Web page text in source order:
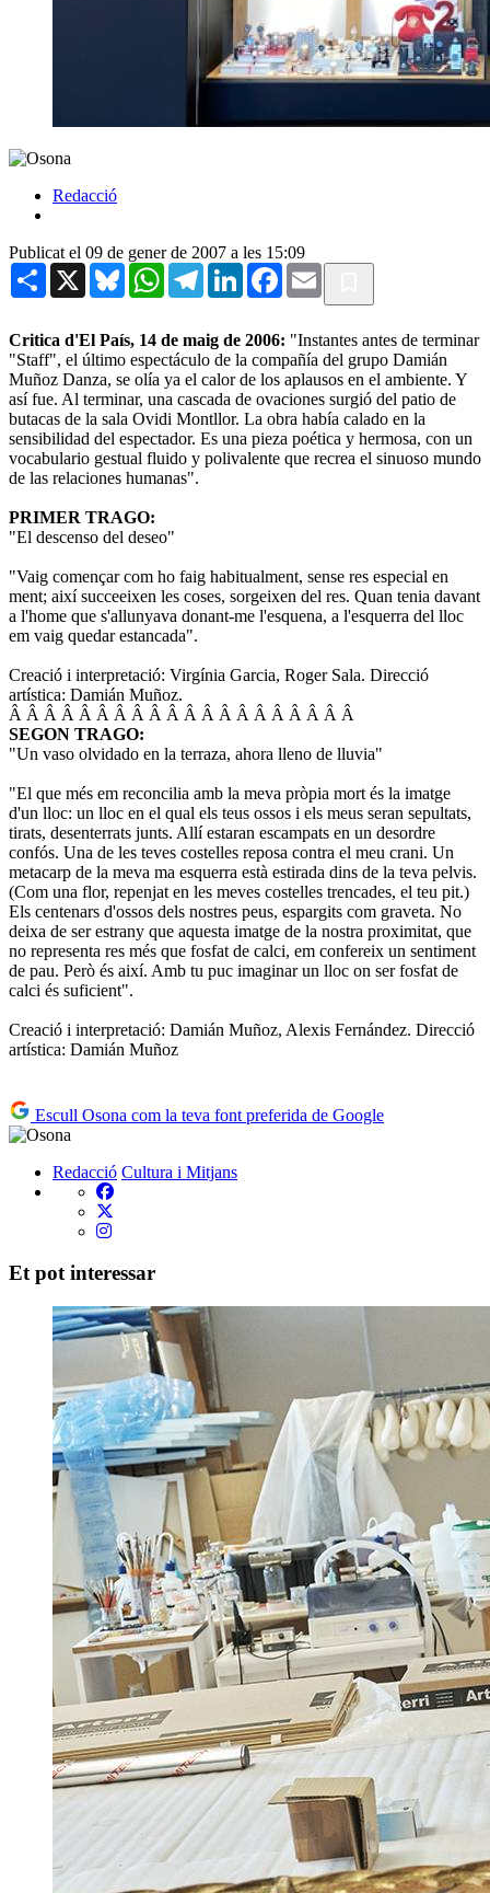
Redacció
Publicat el 09 de gener de 2007 a les 15:09
Share X BlueskyWhatsAppTelegramLinkedInFacebook
Email
Critica d'El País, 14 de maig de 2006: "Instantes antes de terminar
"Staff", el último espectáculo de la compañía del grupo Damián
Muñoz Danza, se olía ya el calor de los aplausos en el ambiente. Y
así fue. Al terminar, una cascada de ovaciones surgió del patio de
butacas de la sala Ovidi Montllor. La obra había calado en la
sensibilidad del espectador. Es una pieza poética y hermosa, con un
vocabulario gestual fluido y polivalente que recrea el sinuoso mundo
de las relaciones humanas".
PRIMER TRAGO:
"El descenso del deseo"
"Vaig començar com ho faig habitualment, sense res especial en
ment; així succeeixen les coses, sorgeixen del res. Quan tenia davant
a l'home que s'allunyava donant-me l'esquena, a l'esquerra del lloc
em vaig quedar estancada".
Creació i interpretació: Virgínia Garcia, Roger Sala. Direcció
artística: Damián Muñoz.
Â Â Â Â Â Â Â Â Â Â Â Â Â Â Â Â Â Â Â Â
SEGON TRAGO:
"Un vaso olvidado en la terraza, ahora lleno de lluvia"
"El que més em reconcilia amb la meva pròpia mort és la imatge
d'un lloc: un lloc en el qual els teus ossos i els meus seran sepultats,
tirats, desenterrats junts. Allí estaran escampats en un desordre
confós. Una de les teves costelles reposa contra el meu crani. Un
metacarp de la meva ma esquerra està estirada dins de la teva pelvis.
(Com una flor, repenjat en les meves costelles trencades, el teu pit.)
Els centenars d'ossos dels nostres peus, espargits com graveta. No
deixa de ser estrany que aquesta imatge de la nostra proximitat, que
no representa res més que fosfat de calci, em confereix un sentiment
de pau. Però és així. Amb tu puc imaginar un lloc on ser fosfat de
calci és suficient".
Creació i interpretació: Damián Muñoz, Alexis Fernández. Direcció
artística: Damián Muñoz
Escull Osona com la teva font preferida de Google
Redacció Cultura i Mitjans
Et pot interessar